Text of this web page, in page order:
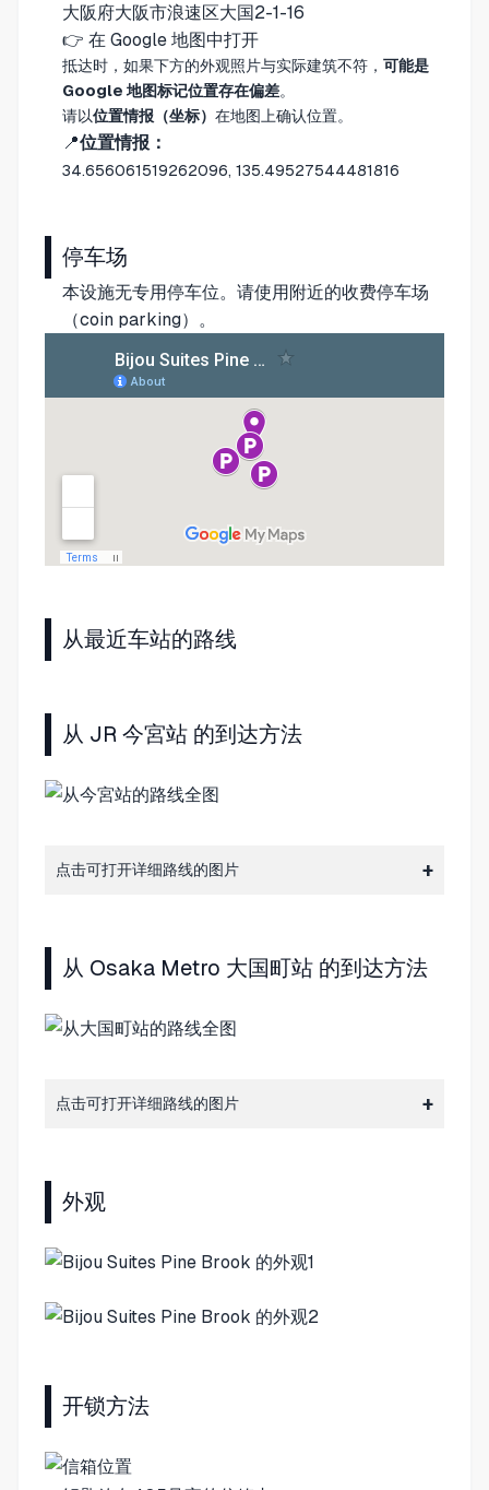
大阪府大阪市浪速区大国2-1-16
👉 在 Google 地图中打开
抵达时，如果下方的外观照片与实际建筑不符， 可能是
Google 地图标记位置存在偏差。
请以位置情报（坐标） 在地图上确认位置。
📍位置情报：
34.656061519262096, 135.49527544481816
停车场
本设施无专用停车位。请使用附近的收费停车场
（coin parking）。
从最近车站的路线
从 JR 今宮站 的到达方法
点击可打开详细路线的图片
从 Osaka Metro 大国町站 的到达方法
点击可打开详细路线的图片
外观
开锁方法